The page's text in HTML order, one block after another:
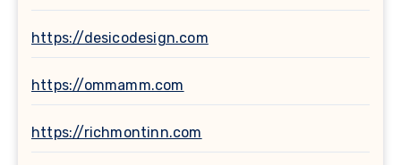
https://desicodesign.com
https://ommamm.com
https://richmontinn.com